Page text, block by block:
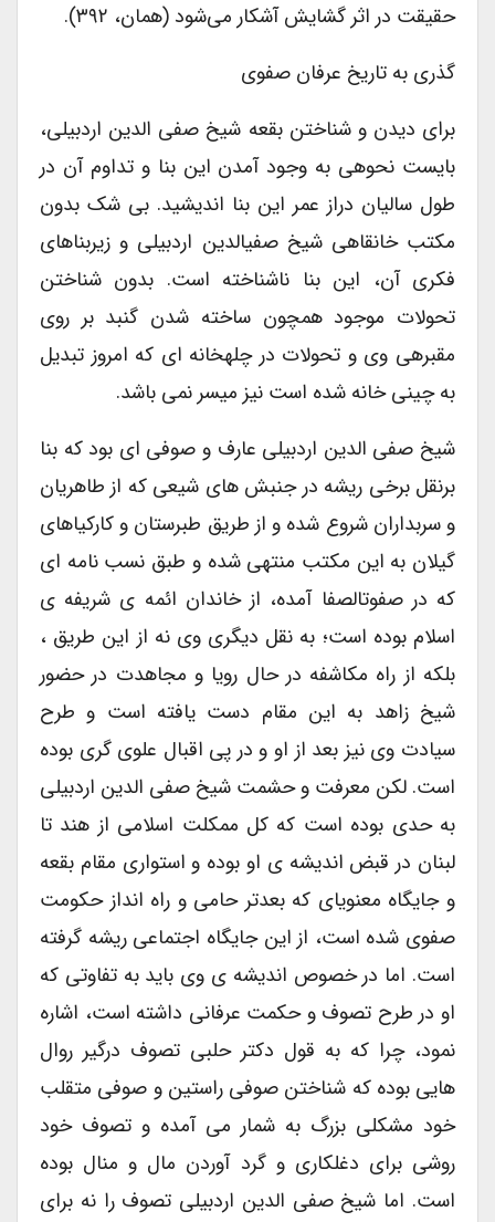
حقیقت در اثر گشایش آشکار می‌شود (همان، ۳۹۲).
گذری به تاریخ عرفان صفوی
برای دیدن و شناختن بقعه شیخ صفی الدین اردبیلی،
بایست نحوه­ی به وجود آمدن این بنا و تداوم آن در
طول سالیان دراز عمر این بنا اندیشید. بی شک بدون
مکتب خانقاهی شیخ صفی­الدین اردبیلی و زیربناهای
فکری آن، این بنا ناشناخته است. بدون شناختن
تحولات موجود همچون ساخته شدن گنبد بر روی
مقبره­ی وی و تحولات در چله­خانه ای که امروز تبدیل
به چینی خانه شده است نیز میسر نمی باشد.
شیخ صفی الدین اردبیلی عارف و صوفی ای بود که بنا
برنقل برخی ریشه در جنبش های شیعی که از طاهریان
و سربداران شروع شده و از طریق طبرستان و کارکیاهای
گیلان به این مکتب منتهی شده و طبق نسب نامه ای
که در صفوتالصفا آمده، از خاندان ائمه ی شریفه ی
اسلام بوده است؛ به نقل دیگری وی نه از این طریق ،
بلکه از راه مکاشفه در حال رویا و مجاهدت در حضور
شیخ زاهد به این مقام دست یافته است و طرح
سیادت وی نیز بعد از او و در پی اقبال علوی گری بوده
است. لکن معرفت و حشمت شیخ صفی الدین اردبیلی
به حدی بوده است که کل ممکلت اسلامی از هند تا
لبنان در قبض اندیشه ی او بوده و استواری مقام بقعه
و جایگاه معنویای که بعدتر حامی و راه انداز حکومت
صفوی شده است، از این جایگاه اجتماعی ریشه گرفته
است. اما در خصوص اندیشه ی وی باید به تفاوتی که
او در طرح تصوف و حکمت عرفانی داشته است، اشاره
نمود، چرا که به قول دکتر حلبی تصوف درگیر روال
هایی بوده که شناختن صوفی راستین و صوفی متقلب
خود مشکلی بزرگ به شمار می آمده و تصوف خود
روشی برای دغلکاری و گرد آوردن مال و منال بوده
است. اما شیخ صفی الدین اردبیلی تصوف را نه برای